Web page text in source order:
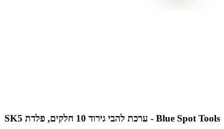
Blue Spot Tools - ערכת להבי גירוד 10 חלקים, פלדת SK5